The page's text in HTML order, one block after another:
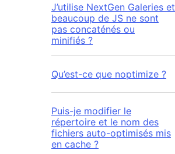
J’utilise NextGen Galeries et
beaucoup de JS ne sont
pas concaténés ou
minifiés ?
Qu’est-ce que noptimize ?
Puis-je modifier le
répertoire et le nom des
fichiers auto-optimisés mis
en cache ?